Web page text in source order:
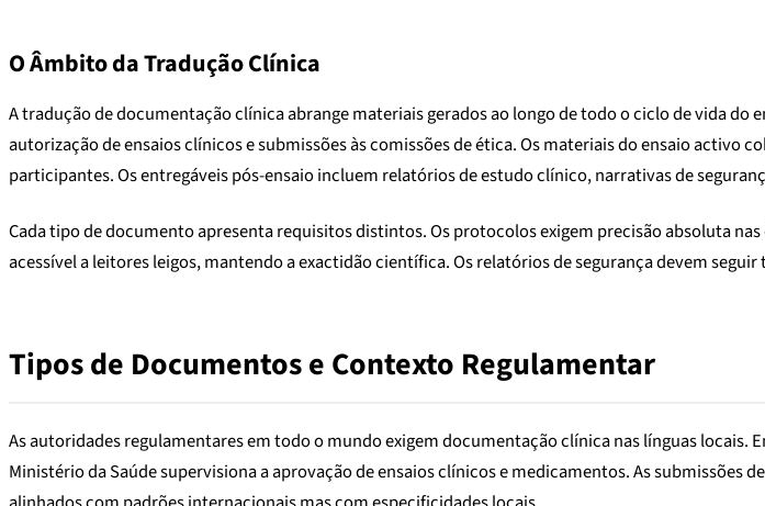
O Âmbito da Tradução Clínica
A tradução de documentação clínica abrange materiais gerados ao longo de todo o ciclo de vida
autorização de ensaios clínicos e submissões às comissões de ética. Os materiais do ensaio
participantes. Os entregáveis pós-ensaio incluem relatórios de estudo clínico, narrativas de
Cada tipo de documento apresenta requisitos distintos. Os protocolos exigem precisão absoluta
acessível a leitores leigos, mantendo a exactidão científica. Os relatórios de segurança devem
Tipos de Documentos e Contexto Regulamentar
As autoridades regulamentares em todo o mundo exigem documentação clínica nas línguas locais.
Ministério da Saúde supervisiona a aprovação de ensaios clínicos e medicamentos. As